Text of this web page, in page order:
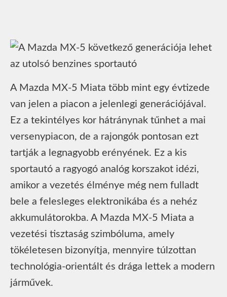
A Mazda MX-5 Miata több mint egy évtizede
van jelen a piacon a jelenlegi generációjával.
Ez a tekintélyes kor hátránynak tűnhet a mai
versenypiacon, de a rajongók pontosan ezt
tartják a legnagyobb erényének. Ez a kis
sportautó a ragyogó analóg korszakot idézi,
amikor a vezetés élménye még nem fulladt
bele a felesleges elektronikába és a nehéz
akkumulátorokba. A Mazda MX-5 Miata a
vezetési tisztaság szimbóluma, amely
tökéletesen bizonyítja, mennyire túlzottan
technológia-orientált és drága lettek a modern
járművek.